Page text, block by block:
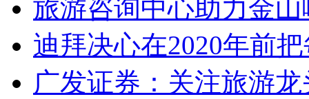
旅游咨询中心助力金
迪拜决心在2020年前
广发证券：关注旅游